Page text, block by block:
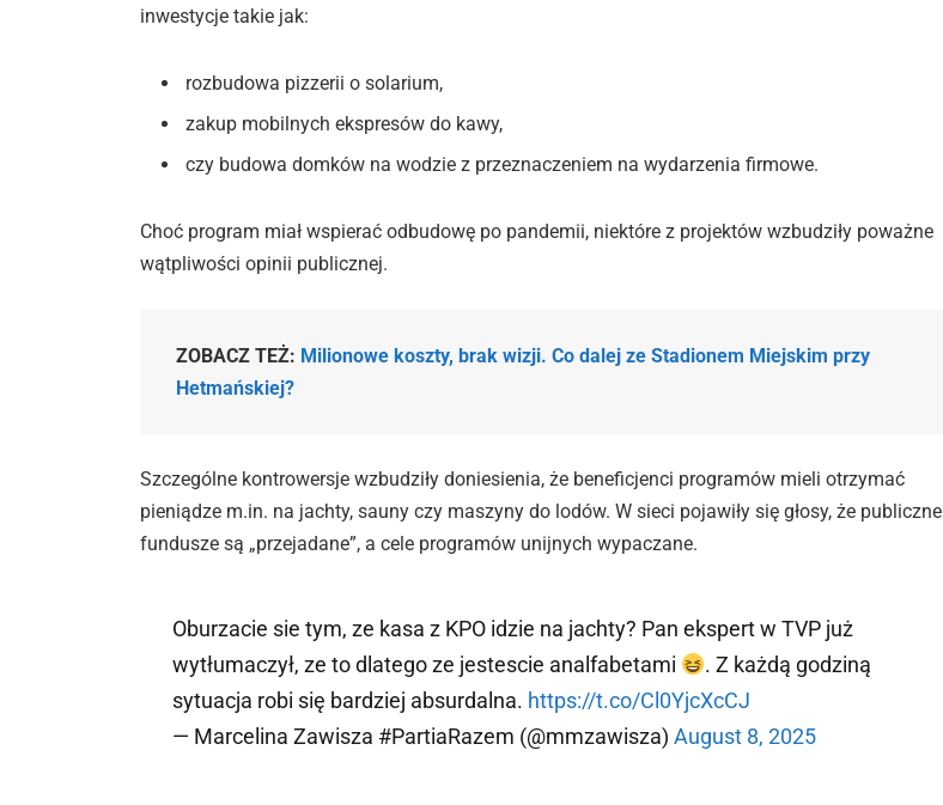
inwestycje takie jak:
rozbudowa pizzerii o solarium,
zakup mobilnych ekspresów do kawy,
czy budowa domków na wodzie z przeznaczeniem na wydarzenia firmowe.
Choć program miał wspierać odbudowę po pandemii, niektóre z projektów wzbudziły poważne
wątpliwości opinii publicznej.
ZOBACZ TEŻ: Milionowe koszty, brak wizji. Co dalej ze Stadionem Miejskim przy
Hetmańskiej?
Szczególne kontrowersje wzbudziły doniesienia, że beneficjenci programów mieli otrzymać
pieniądze m.in. na jachty, sauny czy maszyny do lodów. W sieci pojawiły się głosy, że publiczne
fundusze są „przejadane”, a cele programów unijnych wypaczane.
Oburzacie sie tym, ze kasa z KPO idzie na jachty? Pan ekspert w TVP już
wytłumaczył, ze to dlatego ze jestescie analfabetami
. Z każdą godziną
sytuacja robi się bardziej absurdalna. https://t.co/Cl0YjcXcCJ
— Marcelina Zawisza #PartiaRazem (@mmzawisza)August 8, 2025